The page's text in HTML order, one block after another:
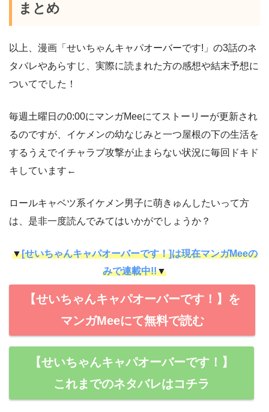
まとめ
以上、漫画「せいちゃんキャパオーバーです!」の3話のネ
タバレやあらすじ、実際に読まれた方の感想や結末予想に
ついてでした！
毎週土曜日の0:00にマンガMeeにてストーリーが更新され
るのですが、イケメンの幼なじみと一つ屋根の下の生活を
するうえでイチャラブ攻撃が止まらない状況に毎回ドキド
キしています←
ロールキャベツ系イケメン男子に萌きゅんしたいって方
は、是非一度読んでみてはいかがでしょうか？
▼[せいちゃんキャパオーバーです！]は現在マンガMeeの
みで連載中!!▼
【せいちゃんキャパオーバーです！】を
マンガMeeにて無料で読む
【せいちゃんキャパオーバーです！】
これまでのネタバレはコチラ